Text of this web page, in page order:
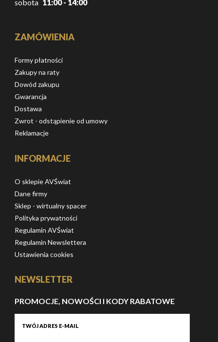
sobota 11:00 - 14:00
ZAMÓWIENIA
Formy płatności
Zakupy na raty
Dowód zakupu
Gwarancja
Dostawa
Zwrot - odstąpienie od umowy
Reklamacje
INFORMACJE
O sklepie AVŚwiat
Dane firmy
Sklep - wirtualny spacer
Polityka prywatności
Regulamin AVŚwiat
Regulamin Newslettera
Ustawienia cookies
NEWSLETTER
PROMOCJE, NOWOŚCI I KODY RABATOWE